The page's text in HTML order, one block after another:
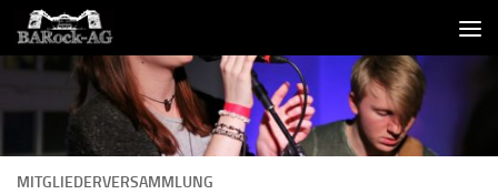
Skip to content
MITGLIEDERVERSAMMLUNG